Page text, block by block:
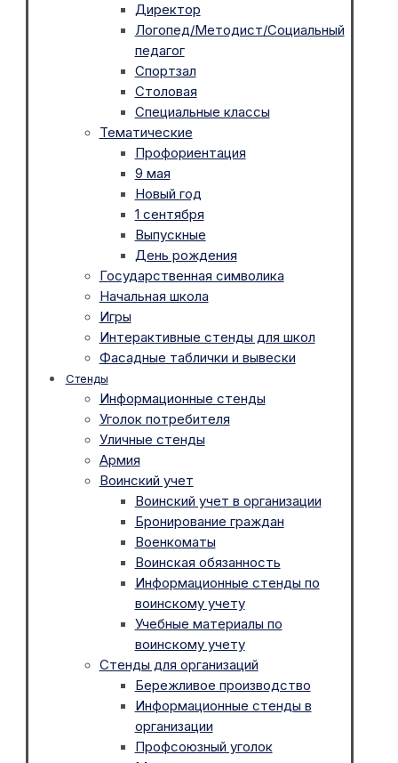
Директор
Логопед/Методист/Социальный
педагог
Спортзал
Столовая
Специальные классы
Тематические
Профориентация
9 мая
Новый год
1 сентября
Выпускные
День рождения
Государственная символика
Начальная школа
Игры
Интерактивные стенды для школ
Фасадные таблички и вывески
Стенды
Информационные стенды
Уголок потребителя
Уличные стенды
Армия
Воинский учет
Воинский учет в организации
Бронирование граждан
Военкоматы
Воинская обязанность
Информационные стенды по
воинскому учету
Учебные материалы по
воинскому учету
Стенды для организаций
Бережливое производство
Информационные стенды в
организации
Профсоюзный уголок